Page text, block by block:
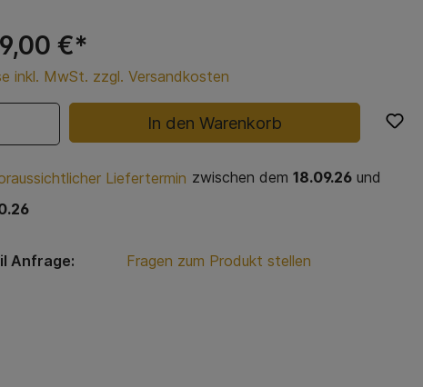
€*
inkl. MwSt. zzgl. Versandkosten
Liefertermin zwischen dem 18.09.26 und
In den Warenkorb
Anfrage: Fragen zum Produkt stellen